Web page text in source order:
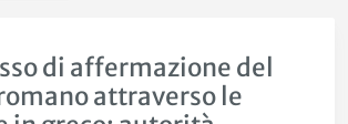
di affermazione del
attraverso le